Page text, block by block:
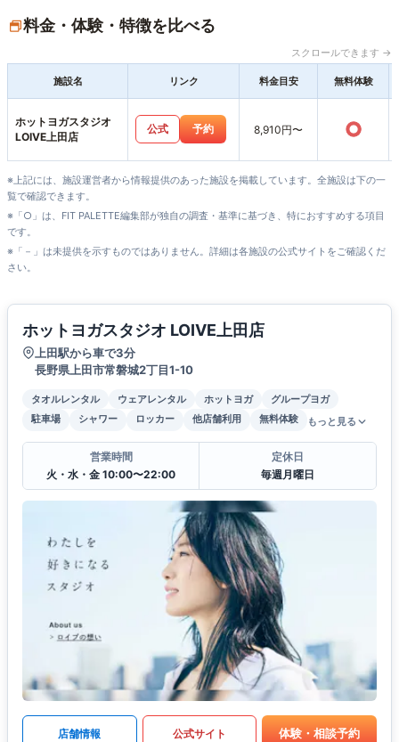
料金・体験・特徴を比べる
スクロールできます →
施設名 リンク 料金目安 無料体験
ホットヨガスタジオ
LOIVE上田店
公式 予約 8,910円〜 ○
※上記には、施設運営者から情報提供のあった施設を掲載しています。全施設は下の一
覧で確認できます。
※「○」は、FIT PALETTE編集部が独自の調査・基準に基づき、特におすすめする項目
です。
※「－」は未提供を示すものではありません。詳細は各施設の公式サイトをご確認くだ
さい。
ホットヨガスタジオ LOIVE上田店
上田駅から車で3分
長野県上田市常磐城2丁目1-10
タオルレンタル ウェアレンタル ホットヨガ
グループヨガ
駐車場
シャワー ロッカー 他店舗利用 無料体験 もっと見る
営業時間
火・水・金 10:00〜22:00
定休日
毎週月曜日
店舗情報 公式サイト 体験・相談予約